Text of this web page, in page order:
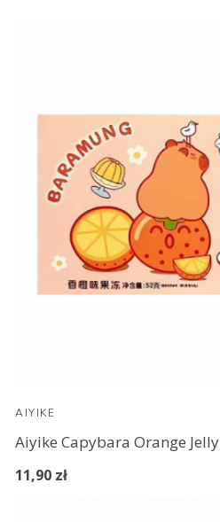
AIYIKE
Aiyike Capybara Orange Jelly
11,90 zł